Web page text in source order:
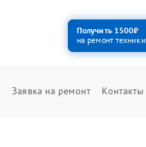
Получить 1500₽
на ремонт техники
Заявка на ремонт Контакты